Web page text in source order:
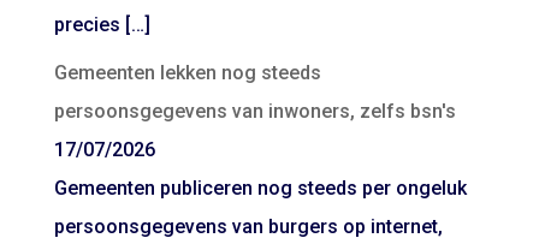
precies […]
Gemeenten lekken nog steeds
persoonsgegevens van inwoners, zelfs bsn's
17/07/2026
Gemeenten publiceren nog steeds per ongeluk
persoonsgegevens van burgers op internet,